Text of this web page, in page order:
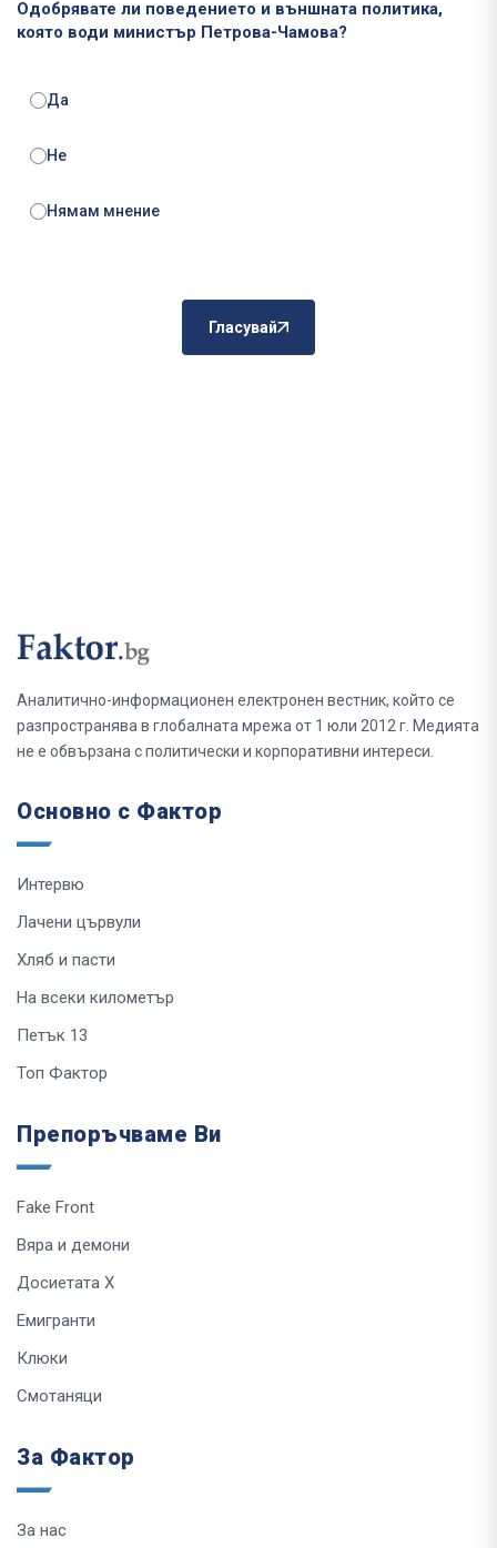
Одобрявате ли поведението и външната политика,
която води министър Петрова-Чамова?
Да
Не
Нямам мнение
Гласувай
Аналитично-информационен електронен вестник, който се
разпространява в глобалната мрежа от 1 юли 2012 г. Медията
не е обвързана с политически и корпоративни интереси.
Основно с Фактор
Интервю
Лачени цървули
Хляб и пасти
На всеки километър
Петък 13
Топ Фактор
Препоръчваме Ви
Fake Front
Вяра и демони
Досиетата Х
Емигранти
Клюки
Смотаняци
За Фактор
За нас